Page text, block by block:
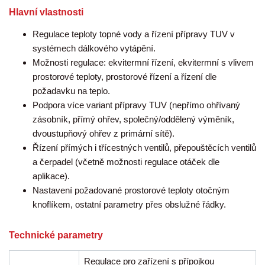
Hlavní vlastnosti
Regulace teploty topné vody a řízení přípravy TUV v
systémech dálkového vytápění.
Možnosti regulace: ekvitermní řízení, ekvitermní s vlivem
prostorové teploty, prostorové řízení a řízení dle
požadavku na teplo.
Podpora více variant přípravy TUV (nepřímo ohřívaný
zásobník, přímý ohřev, společný/oddělený výměník,
dvoustupňový ohřev z primární sítě).
Řízení přímých i třícestných ventilů, přepouštěcích ventilů
a čerpadel (včetně možnosti regulace otáček dle
aplikace).
Nastavení požadované prostorové teploty otočným
knoflíkem, ostatní parametry přes obslužné řádky.
Technické parametry
Regulace pro zařízení s přípojkou